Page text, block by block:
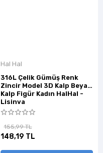
Hal Hal
316L Çelik Gümüş Renk
Zincir Model 3D Kalp Beyaz
Kalp Figür Kadın HalHal -
Lisinya
155,99 TL
148,19 TL